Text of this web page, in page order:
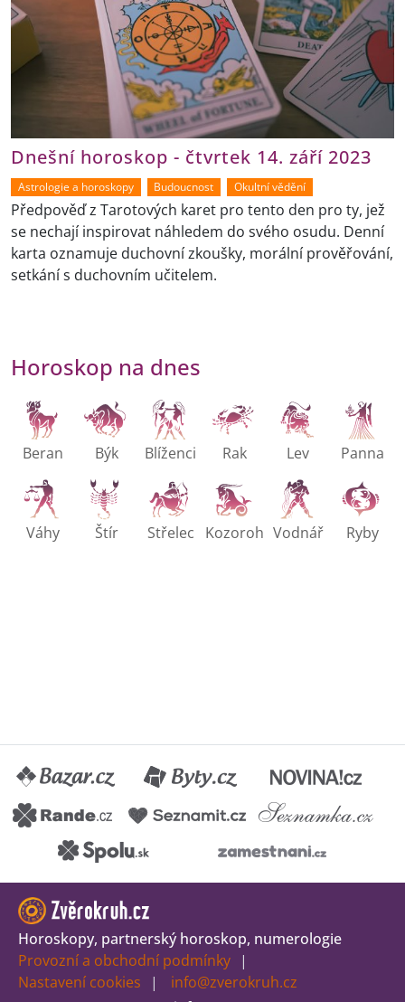
Dnešní horoskop - čtvrtek 14. září 2023
Astrologie a horoskopy Budoucnost Okultní vědění
Předpověď z Tarotových karet pro tento den pro ty, jež
se nechají inspirovat náhledem do svého osudu. Denní
karta oznamuje duchovní zkoušky, morální prověřování,
setkání s duchovním učitelem.
Horoskop na dnes
Beran Býk Blíženci Rak Lev Panna
Váhy Štír Střelec Kozoroh Vodnář Ryby
Horoskopy, partnerský horoskop, numerologie
Provozní a obchodní podmínky
Nastavení cookies
info@zverokruh.cz